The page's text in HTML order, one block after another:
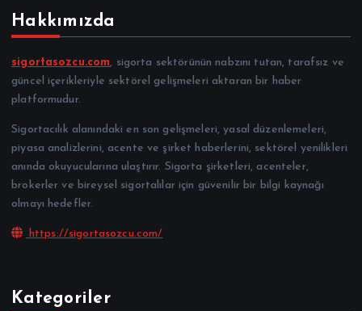
Hakkımızda
sigortasozcu.com, sigorta sektörünün nabzını tutan, tarafsız ve
güncel içerikleriyle sektörel gelişmeleri aktaran bir haber
platformudur.
Sigortacılık alanındaki en son gelişmeleri, yasal düzenlemeleri,
piyasa analizlerini, acente ve şirket haberlerini, sektörel yenilikleri
anında okuyucularına ulaştırır. Sigorta şirketleri, acenteler,
brokerler ve bireysel sigortalılar için güvenilir bir bilgi kaynağı
olmayı hedefler.
https://sigortasozcu.com/
Kategoriler